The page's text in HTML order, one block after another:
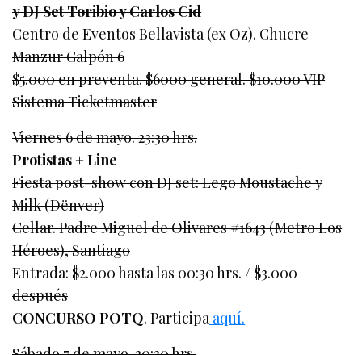
y DJ Set Toribio y Carlos Cid
Centro de Eventos Bellavista (ex Oz). Chucre
Manzur Galpón 6
$5.000 en preventa. $6000 general. $10.000 VIP
Sistema Ticketmaster
Viernes 6 de mayo. 23:30 hrs.
Protistas + Line
Fiesta post-show con DJ set: Lego Moustache y
Milk (Dënver)
Cellar. Padre Miguel de Olivares #1643 (Metro Los
Héroes), Santiago
Entrada: $2.000 hasta las 00:30 hrs. / $3.000
después
CONCURSO POTQ. Participaaquí.